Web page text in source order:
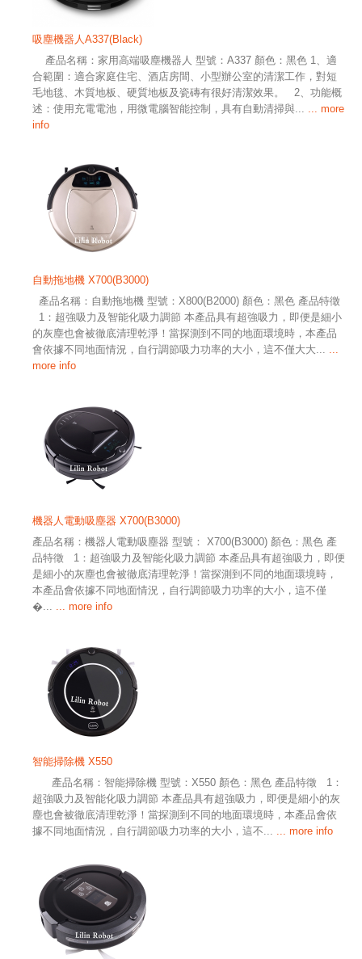
吸塵機器人A337(Black)
產品名稱：家用高端吸塵機器人 型號：A337 顏色：黑色 1、適
合範圍：適合家庭住宅、酒店房間、小型辦公室的清潔工作，對短
毛地毯、木質地板、硬質地板及瓷磚有很好清潔效果。 2、功能概
述：使用充電電池，用微電腦智能控制，具有自動清掃與...
... more
info
自動拖地機 X700(B3000)
產品名稱：自動拖地機 型號：X800(B2000) 顏色：黑色 產品特徵
1：超強吸力及智能化吸力調節 本產品具有超強吸力，即便是細小
的灰塵也會被徹底清理乾淨！當探測到不同的地面環境時，本產品
會依據不同地面情況，自行調節吸力功率的大小，這不僅大大...
more info
機器人電動吸塵器 X700(B3000)
產品名稱：機器人電動吸塵器 型號： X700(B3000) 顏色：黑色 產
品特徵 1：超強吸力及智能化吸力調節 本產品具有超強吸力，即便
是細小的灰塵也會被徹底清理乾淨！當探測到不同的地面環境時，
本產品會依據不同地面情況，自行調節吸力功率的大小，這不僅
�...
... more info
智能掃除機 X550
產品名稱：智能掃除機 型號：X550 顏色：黑色 產品特徵 1：
超強吸力及智能化吸力調節 本產品具有超強吸力，即便是細小的灰
塵也會被徹底清理乾淨！當探測到不同的地面環境時，本產品會依
據不同地面情況，自行調節吸力功率的大小，這不...
... more info